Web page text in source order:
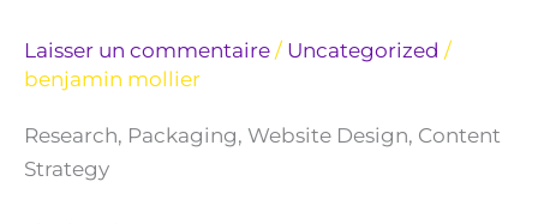
Laisser un commentaire / Uncategorized /
benjamin mollier
Research, Packaging, Website Design, Content
Strategy